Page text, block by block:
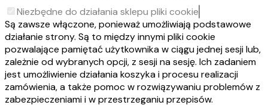
Niezbędne do działania sklepu pliki cookie
Są zawsze włączone, ponieważ umożliwiają podstawowe
działanie strony. Są to między innymi pliki cookie
pozwalające pamiętać użytkownika w ciągu jednej sesji lub,
zależnie od wybranych opcji, z sesji na sesję. Ich zadaniem
jest umożliwienie działania koszyka i procesu realizacji
zamówienia, a także pomoc w rozwiązywaniu problemów z
zabezpieczeniami i w przestrzeganiu przepisów.